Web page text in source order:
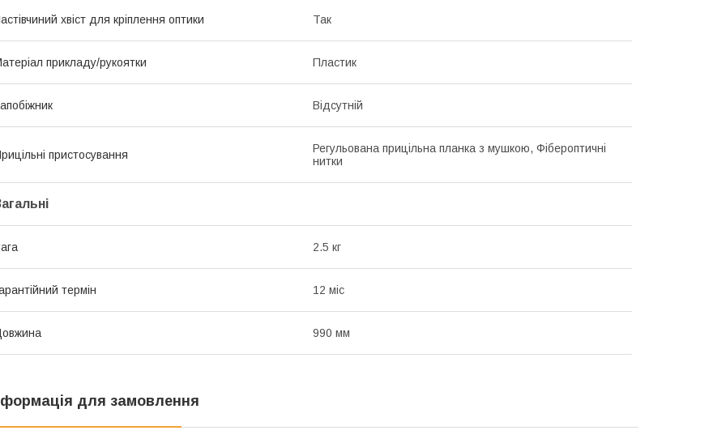
хвіст для кріплення оптики Так
прикладу/рукоятки Пластик
Відсутній
пристосування
Регульована прицільна планка з мушкою, Фібероптичні
нитки
2.5 кг
термін 12 міс
990 мм
для замовлення